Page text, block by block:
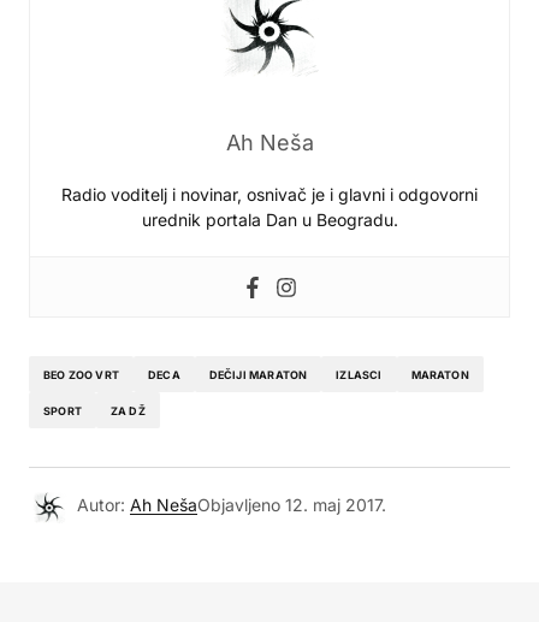
Ah Neša
Radio voditelj i novinar, osnivač je i glavni i odgovorni
urednik portala Dan u Beogradu.
BEO ZOO VRT DECA DEČIJI MARATON IZLASCI MARATON
SPORT ZA DŽ
Autor: Ah NešaObjavljeno 12. maj 2017.